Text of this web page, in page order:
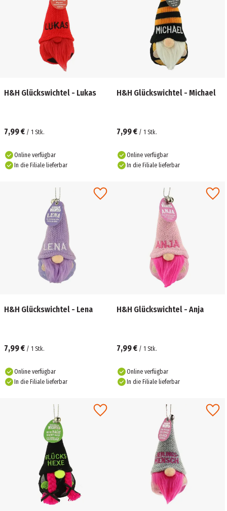
H&H Glückswichtel - Lukas
7,99 € / 1 Stk.
Online verfügbar
In die Filiale lieferbar
H&H Glückswichtel - Michael
7,99 € / 1 Stk.
Online verfügbar
In die Filiale lieferbar
H&H Glückswichtel - Lena
7,99 € / 1 Stk.
Online verfügbar
In die Filiale lieferbar
H&H Glückswichtel - Anja
7,99 € / 1 Stk.
Online verfügbar
In die Filiale lieferbar